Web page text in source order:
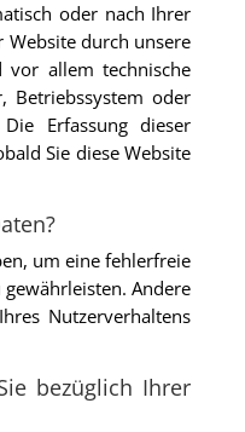
oder nach Ihrer
Website durch unsere
vor allem technische
Betriebssystem oder
Erfassung dieser
Sie diese Website
um eine fehlerfreie
Andere
Nutzerverhaltens
bezüglich Ihrer